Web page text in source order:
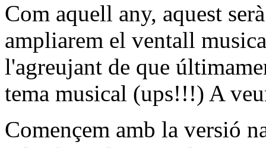
Com aquell any, aquest
ampliarem el ventall
l'agreujant de que
tema musical (ups!!!) A
Començem amb la versió